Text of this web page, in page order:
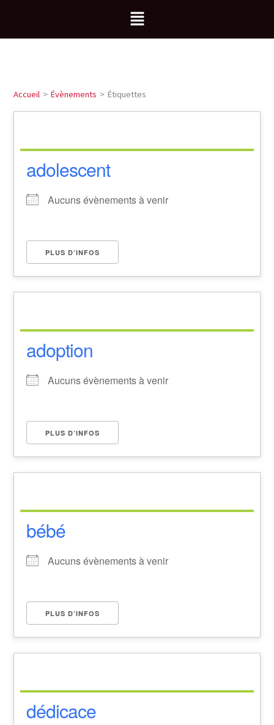
contenu
Menu
Accueil Évènements Étiquettes
adolescent
Aucuns évènements à venir
PLUS D’INFOS
adoption
Aucuns évènements à venir
PLUS D’INFOS
bébé
Aucuns évènements à venir
PLUS D’INFOS
dédicace